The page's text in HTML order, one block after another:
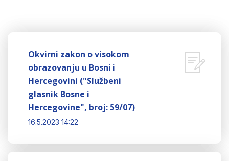
Okvirni zakon o visokom
obrazovanju u Bosni i
Hercegovini ("Službeni
glasnik Bosne i
Hercegovine", broj: 59/07)
16.5.2023 14:22